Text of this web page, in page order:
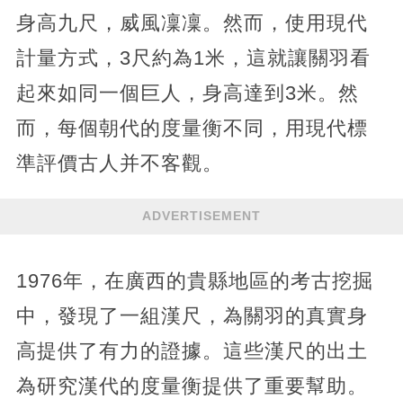
身高九尺，威風凜凜。然而，使用現代
計量方式，3尺約為1米，這就讓關羽看
起來如同一個巨人，身高達到3米。然
而，每個朝代的度量衡不同，用現代標
準評價古人并不客觀。
ADVERTISEMENT
1976年，在廣西的貴縣地區的考古挖掘
中，發現了一組漢尺，為關羽的真實身
高提供了有力的證據。這些漢尺的出土
為研究漢代的度量衡提供了重要幫助。